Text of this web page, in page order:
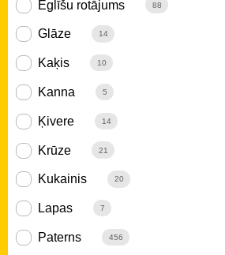
Eglīšu rotājums 88
Glāze 14
Kaķis 10
Kanna 5
Ķivere 14
Krūze 21
Kukainis 20
Lapas 7
Paterns 456